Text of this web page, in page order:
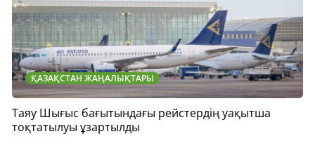
ҚАЗАҚСТАН ЖАҢАЛЫҚТАРЫ
Таяу Шығыс бағытындағы рейстердің уақытша
тоқтатылуы ұзартылды